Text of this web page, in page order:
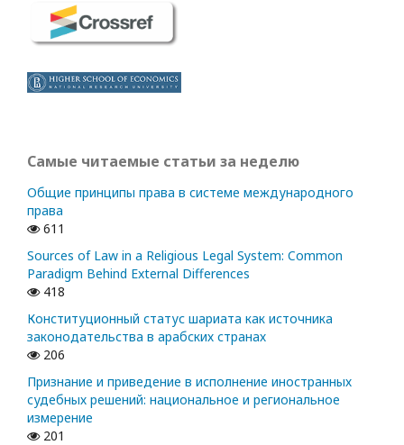
Самые читаемые статьи за неделю
Общие принципы права в системе международного
права
611
Sources of Law in a Religious Legal System: Common
Paradigm Behind External Differences
418
Конституционный статус шариата как источника
законодательства в арабских странах
206
Признание и приведение в исполнение иностранных
судебных решений: национальное и региональное
измерение
201